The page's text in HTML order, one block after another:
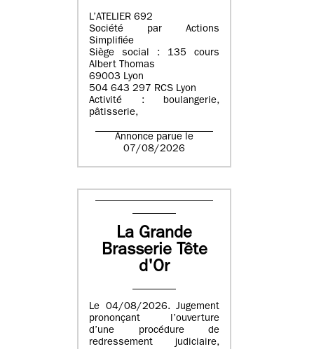
L’ATELIER 692
Société par Actions
Simplifiée
Siège social : 135 cours
Albert Thomas
69003 Lyon
504 643 297 RCS Lyon
Activité : boulangerie,
pâtisserie,
Annonce parue le
07/08/2026
La Grande
Brasserie Tête
d'Or
Le 04/08/2026. Jugement
prononçant l’ouverture
d’une procédure de
redressement judiciaire,